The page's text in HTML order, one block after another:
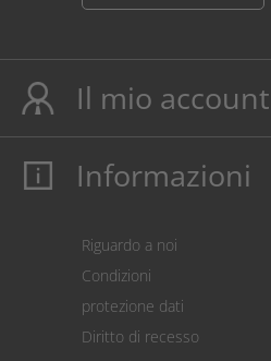
Il mio account
Il mio account
Pagamento
Restituzione della merce
Informazioni
Riguardo a noi
Condizioni
protezione dati
Diritto di recesso